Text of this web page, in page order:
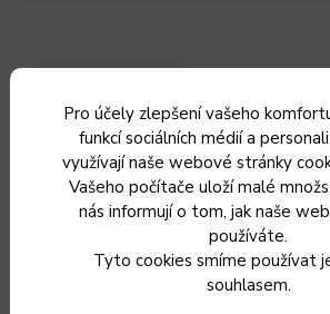
Pro účely zlepšení vašeho
funkcí sociálních médií a
využívají naše webové stránky
Vašeho počítače uloží malé
nás informují o tom, jak naše
používáte.
Tyto cookies smíme používat
souhlasem.